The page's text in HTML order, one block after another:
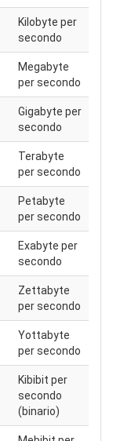
Kilobyte per
secondo
Megabyte
per secondo
Gigabyte per
secondo
Terabyte
per secondo
Petabyte
per secondo
Exabyte per
secondo
Zettabyte
per secondo
Yottabyte
per secondo
Kibibit per
secondo
(binario)